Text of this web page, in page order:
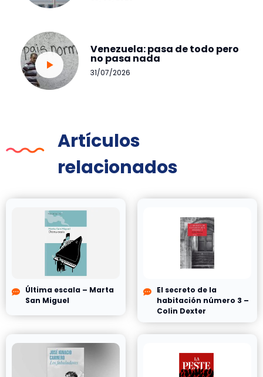
Venezuela: pasa de todo pero
no pasa nada
31/07/2026
Artículos
relacionados
Última escala – Marta
San Miguel
El secreto de la
habitación número 3 –
Colin Dexter